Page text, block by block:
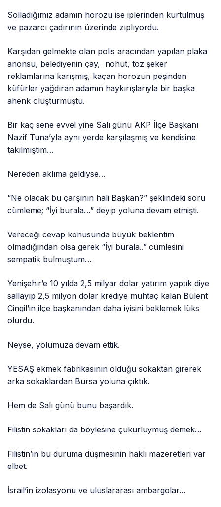
Solladığımız adamın horozu ise iplerinden kurtulmuş
ve pazarcı çadırının üzerinde zıplıyordu.
Karşıdan gelmekte olan polis aracından yapılan plaka
anonsu, belediyenin çay, nohut, toz şeker
reklamlarına karışmış, kaçan horozun peşinden
küfürler yağdıran adamın haykırışlarıyla bir başka
ahenk oluşturmuştu.
Bir kaç sene evvel yine Salı günü AKP İlçe Başkanı
Nazif Tuna’yla aynı yerde karşılaşmış ve kendisine
takılmıştım…
Nereden aklıma geldiyse…
“Ne olacak bu çarşının hali Başkan?” şeklindeki soru
cümleme; “İyi burala…” deyip yoluna devam etmişti.
Vereceği cevap konusunda büyük beklentim
olmadığından olsa gerek “İyi burala..” cümlesini
sempatik bulmuştum…
Yenişehir’e 10 yılda 2,5 milyar dolar yatırım yaptık diye
sallayıp 2,5 milyon dolar krediye muhtaç kalan Bülent
Cingil’in ilçe başkanından daha iyisini beklemek lüks
olurdu.
Neyse, yolumuza devam ettik.
YESAŞ ekmek fabrikasının olduğu sokaktan girerek
arka sokaklardan Bursa yoluna çıktık.
Hem de Salı günü bunu başardık.
Filistin sokakları da böylesine çukurluymuş demek…
Filistin’in bu duruma düşmesinin haklı mazeretleri var
elbet.
İsrail’in izolasyonu ve uluslararası ambargolar…